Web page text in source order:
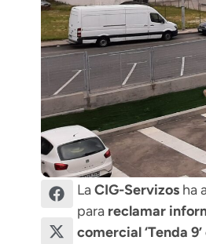
LaCIG-Servizosha
para reclamar
comercial ‘Tenda